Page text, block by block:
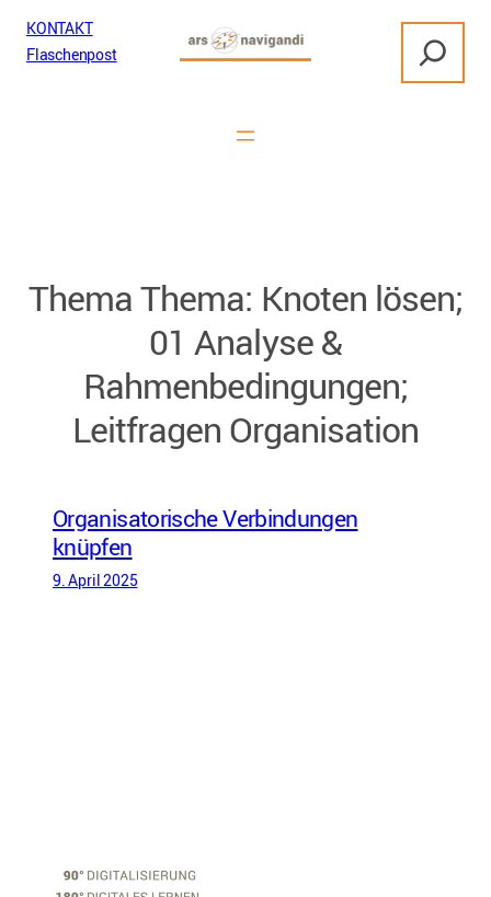
Zum
Inhalt
KONTAKT
Flaschenpost
c
Thema Thema: Knoten lösen;
01 Analyse &
Rahmenbedingungen;
Leitfragen Organisation
Organisatorische Verbindungen
knüpfen
9. April 2025